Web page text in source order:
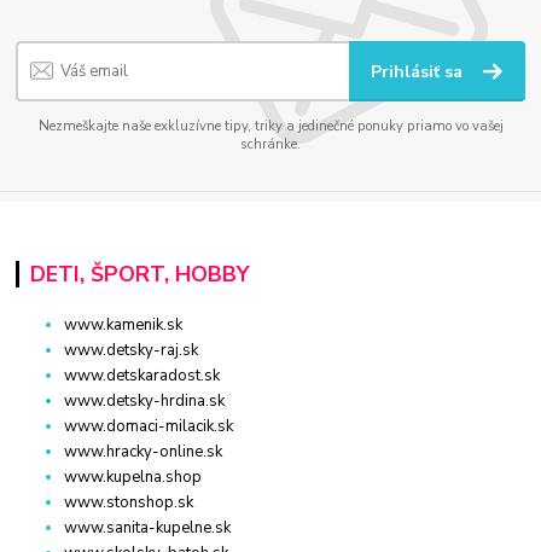
Prihlásiť sa
Nezmeškajte naše exkluzívne tipy, triky a jedinečné ponuky priamo vo vašej
schránke.
DETI, ŠPORT, HOBBY
www.kamenik.sk
www.detsky-raj.sk
www.detskaradost.sk
www.detsky-hrdina.sk
www.domaci-milacik.sk
www.hracky-online.sk
www.kupelna.shop
www.stonshop.sk
www.sanita-kupelne.sk